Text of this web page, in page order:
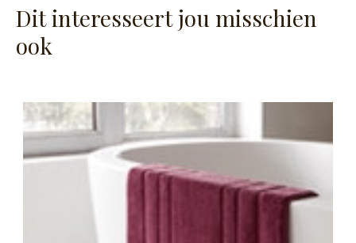
Dit interesseert jou misschien
ook